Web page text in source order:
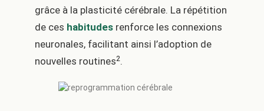
grâce à la plasticité cérébrale. La répétition
de ces habitudes renforce les connexions
neuronales, facilitant ainsi l’adoption de
nouvelles routines2.